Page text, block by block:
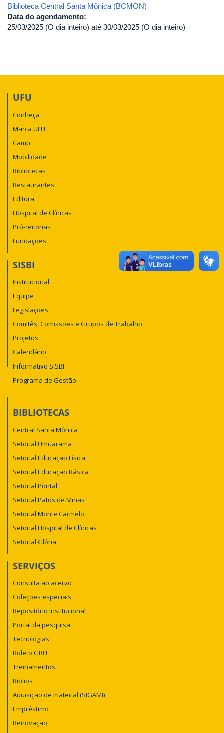
Biblioteca Central Santa Mônica (BCMON)
Data do agendamento:
25/03/2025 (O dia inteiro) até 30/03/2025 (O dia inteiro)
UFU
Conheça
Marca UFU
Campi
Mobilidade
Bibliotecas
Restaurantes
Editora
Hospital de Clínicas
Pró-reitorias
Fundações
SISBI
Institucional
Equipe
Legislações
Comitês, Comissões e Grupos de Trabalho
Projetos
Calendário
Informativo SISBI
Programa de Gestão
BIBLIOTECAS
Central Santa Mônica
Setorial Umuarama
Setorial Educação Física
Setorial Educação Básica
Setorial Pontal
Setorial Patos de Minas
Setorial Monte Carmelo
Setorial Hospital de Clínicas
Setorial Glória
SERVIÇOS
Consulta ao acervo
Coleções especiais
Repositório Institucional
Portal da pesquisa
Tecnologias
Boleto GRU
Treinamentos
Biblios
Aquisição de material (SIGAMI)
Empréstimo
Renovação